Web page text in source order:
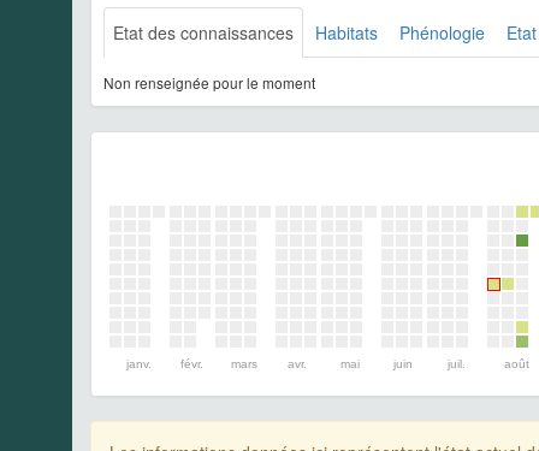
Etat des connaissances Habitats Phénologie
Non renseignée pour le moment
janv. févr. mars avr. mai juin juil. août